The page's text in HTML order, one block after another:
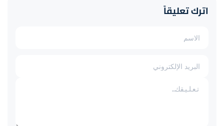
اترك تعليقاً